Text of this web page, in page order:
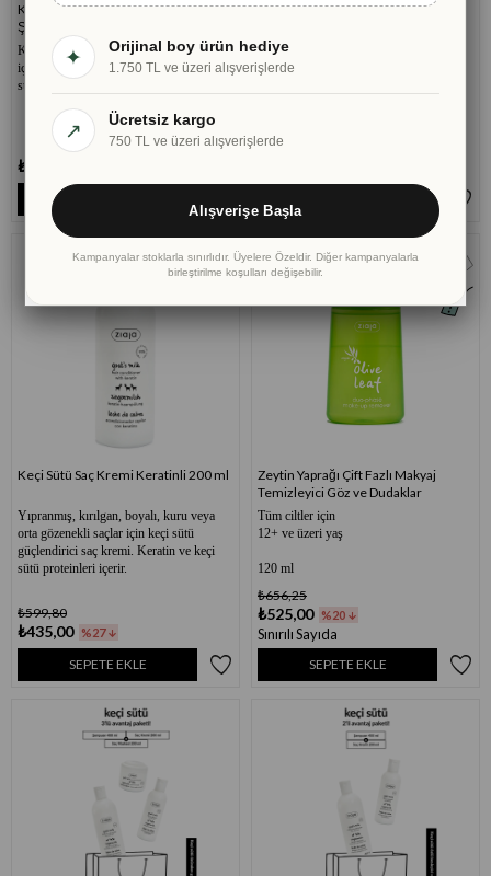
Keçi Sütü Keratinli Güçlendirici
Şampuan 400 ml
Kuru, narin veya orta gözenekli saçlar
için güçlendirici şampuan. Keratin ve keçi
sütü proteinleri içerir.
₺435,00
Keçi Sütü Keratinli Güçlendirici Saç
Yıpranmış, kırılgan, boyalı, kuru saçlar
veya yüksek ya da orta gözenekliliğe
₺599,80
Keçi Sütü Saç Kremi Keratinli 200 ml
Yıpranmış, kırılgan, boyalı, kuru veya
orta gözenekli saçlar için keçi sütü
güçlendirici saç kremi. Keratin ve keçi
sütü proteinleri içerir.
₺435,00
₺599,80
%27
SEPETE EKLE
Zeytin Yaprağı Çift Fazlı Makyaj
Temizleyici Göz ve Dudaklar
Tüm ciltler için
12+ ve üzeri yaş
120 ml
₺525,00
₺656,25
%20
Sınırılı Sayıda
SEPETE EKLE
✦ Orijinal boy ürün hediye
1.750 TL ve üzeri alışverişlerde
↗ Ücretsiz kargo
750 TL ve üzeri alışverişlerde
Alışverişe Başla
Kampanyalar stoklarla sınırlıdır. Üyelere Özeldir. Diğer kampanyalarla
birleştirilme koşulları değişebilir.